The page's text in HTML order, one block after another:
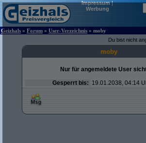
Impressum|
Werbung
Geizhals » Forum » User-Verzeichnis » moby
Du bist nicht
moby
Nur für angemeldete User
Gesperrt bis: 19.01.2038, 04:14